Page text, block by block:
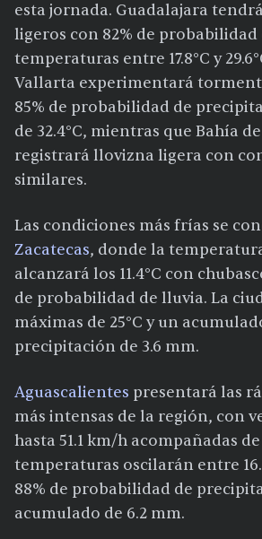
esta jornada. Guadalajara
ligeros con 82% de probabilidad
temperaturas entre 17.8°C y
Vallarta experimentará
85% de probabilidad de
de 32.4°C, mientras que Bahía
registrará llovizna ligera con
similares.
Las condiciones más frías se
Zacatecas, donde la
alcanzará los 11.4°C con
de probabilidad de lluvia. La
máximas de 25°C y un
precipitación de 3.6 mm.
Aguascalientes presentará las
más intensas de la región, con
hasta 51.1 km/h acompañadas
temperaturas oscilarán entre
88% de probabilidad de
acumulado de 6.2 mm.